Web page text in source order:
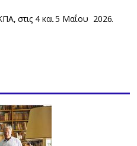
στις 4 και 5 Μαΐου 2026.